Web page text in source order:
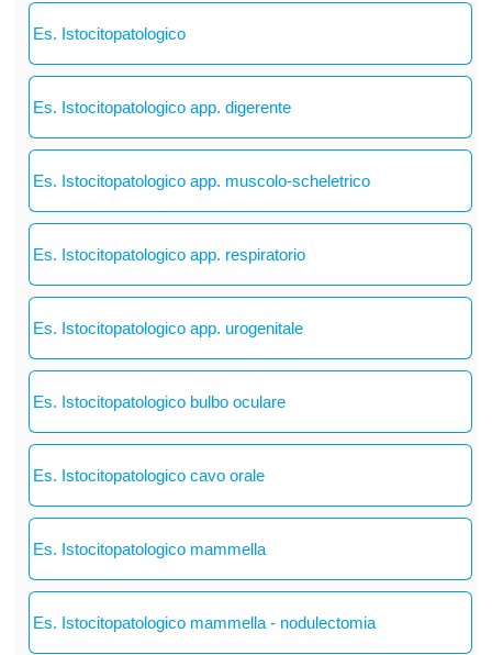
Es. Istocitopatologico
Es. Istocitopatologico app. digerente
Es. Istocitopatologico app. muscolo-scheletrico
Es. Istocitopatologico app. respiratorio
Es. Istocitopatologico app. urogenitale
Es. Istocitopatologico bulbo oculare
Es. Istocitopatologico cavo orale
Es. Istocitopatologico mammella
Es. Istocitopatologico mammella - nodulectomia